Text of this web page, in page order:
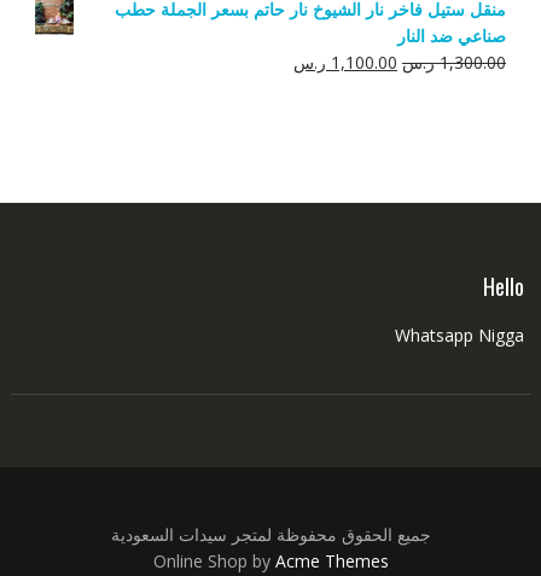
هو:
550.00 ر.س.
هو:
منقل ستيل فاخر نار الشيوخ نار حاتم بسعر الجملة حطب
صناعي ضد النار
1,300.00 ر.س السعر
1,100.00 ر.سالسعر
Hello
Whatsapp Nigga
جميع الحقوق محفوظة لمتجر سيدات السعودية
Online Shop by Acme Themes